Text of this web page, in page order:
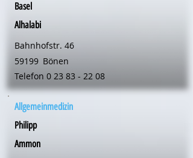
Basel
Alhalabi
Bahnhofstr. 46
59199 Bönen
Telefon 0 23 83 - 22 08
Allgemeinmedizin
Philipp
Ammon